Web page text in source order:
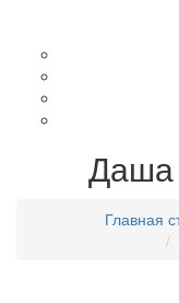
Даша
Главная